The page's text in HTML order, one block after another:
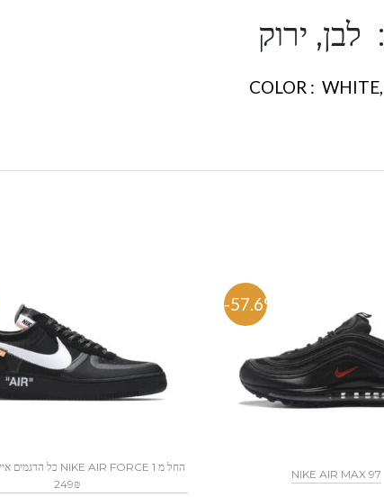
ירוק
COLOR : WHITE,
249₪
-57.6%
NIKE AIR MAX 97